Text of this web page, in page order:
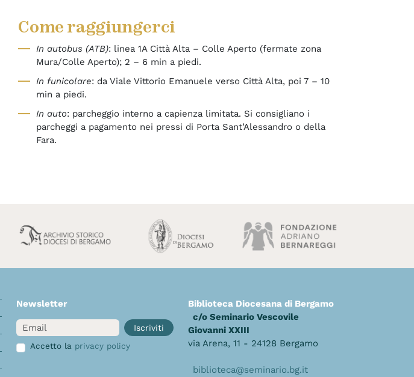
Come raggiungerci
In autobus (ATB): linea 1A Città Alta – Colle Aperto (fermate zona
Mura/Colle Aperto); 2 – 6 min a piedi.
In funicolare: da Viale Vittorio Emanuele verso Città Alta, poi 7 – 10
min a piedi.
In auto: parcheggio interno a capienza limitata. Si consigliano i
parcheggi a pagamento nei pressi di Porta Sant’Alessandro o della
Fara.
Newsletter
Email
Iscriviti
Accetto la privacy policy
Biblioteca Diocesana di Bergamo
c/o Seminario Vescovile
Giovanni XXIII
via Arena, 11 - 24128 Bergamo
biblioteca@seminario.bg.it